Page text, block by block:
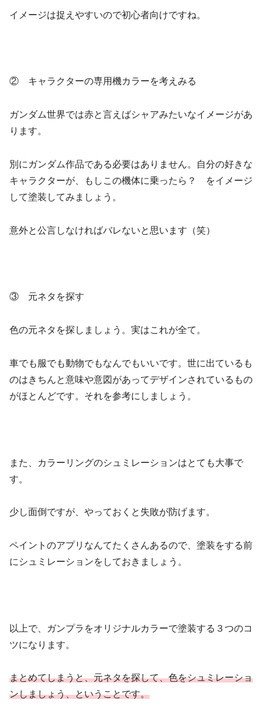
イメージは捉えやすいので初心者向けですね。
② キャラクターの専用機カラーを考えみる
ガンダム世界では赤と言えばシャアみたいなイメージがあ
ります。
別にガンダム作品である必要はありません。自分の好きな
キャラクターが、もしこの機体に乗ったら？ をイメージ
して塗装してみましょう。
意外と公言しなければバレないと思います（笑）
③ 元ネタを探す
色の元ネタを探しましょう。実はこれが全て。
車でも服でも動物でもなんでもいいです。世に出ているも
のはきちんと意味や意図があってデザインされているもの
がほとんどです。それを参考にしましょう。
また、カラーリングのシュミレーションはとても大事で
す。
少し面倒ですが、やっておくと失敗が防げます。
ペイントのアプリなんてたくさんあるので、塗装をする前
にシュミレーションをしておきましょう。
以上で、ガンプラをオリジナルカラーで塗装する３つのコ
ツになります。
まとめてしまうと、元ネタを探して、色をシュミレーショ
ンしましょう、ということです。